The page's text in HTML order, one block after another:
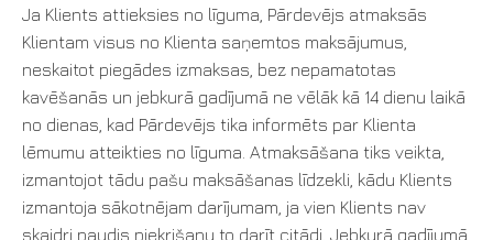
Ja Klients attieksies no līguma, Pārdevējs atmaksās
Klientam visus no Klienta saņemtos maksājumus,
neskaitot piegādes izmaksas, bez nepamatotas
kavēšanās un jebkurā gadījumā ne vēlāk kā 14 dienu laikā
no dienas, kad Pārdevējs tika informēts par Klienta
lēmumu atteikties no līguma. Atmaksāšana tiks veikta,
izmantojot tādu pašu maksāšanas līdzekli, kādu Klients
izmantoja sākotnējam darījumam, ja vien Klients nav
skaidri paudis piekrišanu to darīt citādi. Jebkurā gadījumā